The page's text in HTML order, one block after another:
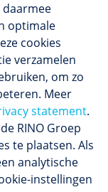
daarmee
optimale
cookies
verzamelen
om zo
Meer
statement.
RINO Groep
te plaatsen. Als
analytische
instellingen
huis
8,4
scholings­